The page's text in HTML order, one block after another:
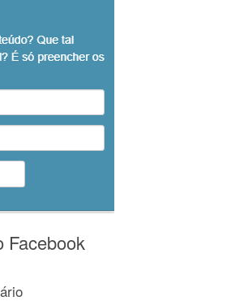
Facebook